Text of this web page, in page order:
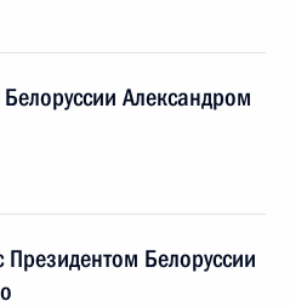
Александром
Белоруссии